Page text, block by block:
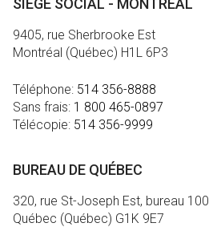
SIÈGE SOCIAL - MONTRÉAL
9405, rue Sherbrooke Est
Montréal (Québec) H1L 6P3
Téléphone: 514 356-8888
Sans frais: 1 800 465-0897
Télécopie: 514 356-9999
BUREAU DE QUÉBEC
320, rue St-Joseph Est, bureau 100
Québec (Québec) G1K 9E7